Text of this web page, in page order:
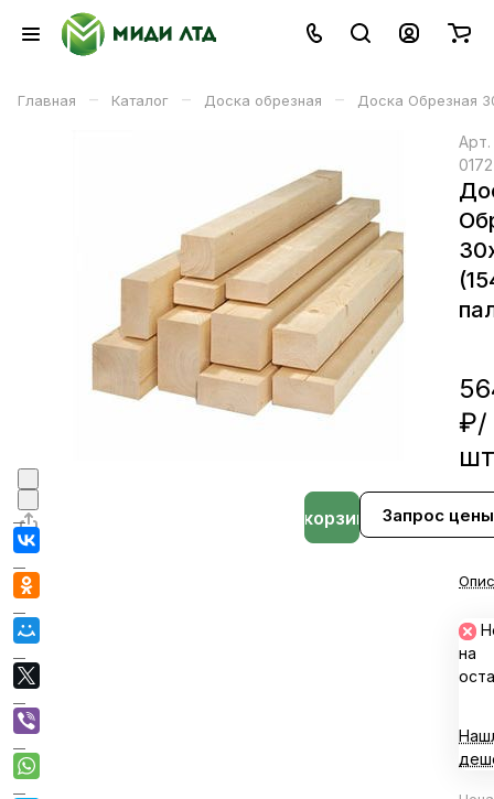
Главная – Каталог – Доска обрезная – Доска Обрезная
Арт.
₽/
шт
Запрос цены
В корзине
на